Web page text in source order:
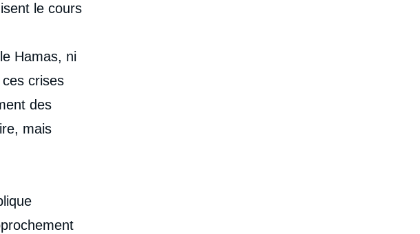
le cours
Hamas, ni
crises
des
mais